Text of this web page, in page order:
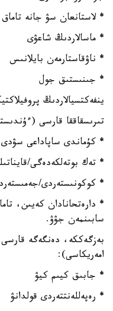
* لاستانعان سۋ جانە تاماق
* ماسالاردىڭ شاعۋى
* ناۋقاستارمەن بايلانىس
* جىنىستىق جول
ينفەكتسيالاردىڭ
تىرىسقاققا قارسى
* كۇماندى ساپاداعى سۋدى
* تەك بوتەلكەدەگى/
* كوكونىستەردى/
* دارەتحانادان كەيىن،
سابىنمەن جۋۋ.
بەزگەككە، دەنگەگە
امەريكاسى):
* جابىق كيىم كيۋ
* رەپەللەنتتەردى قولدانۋ